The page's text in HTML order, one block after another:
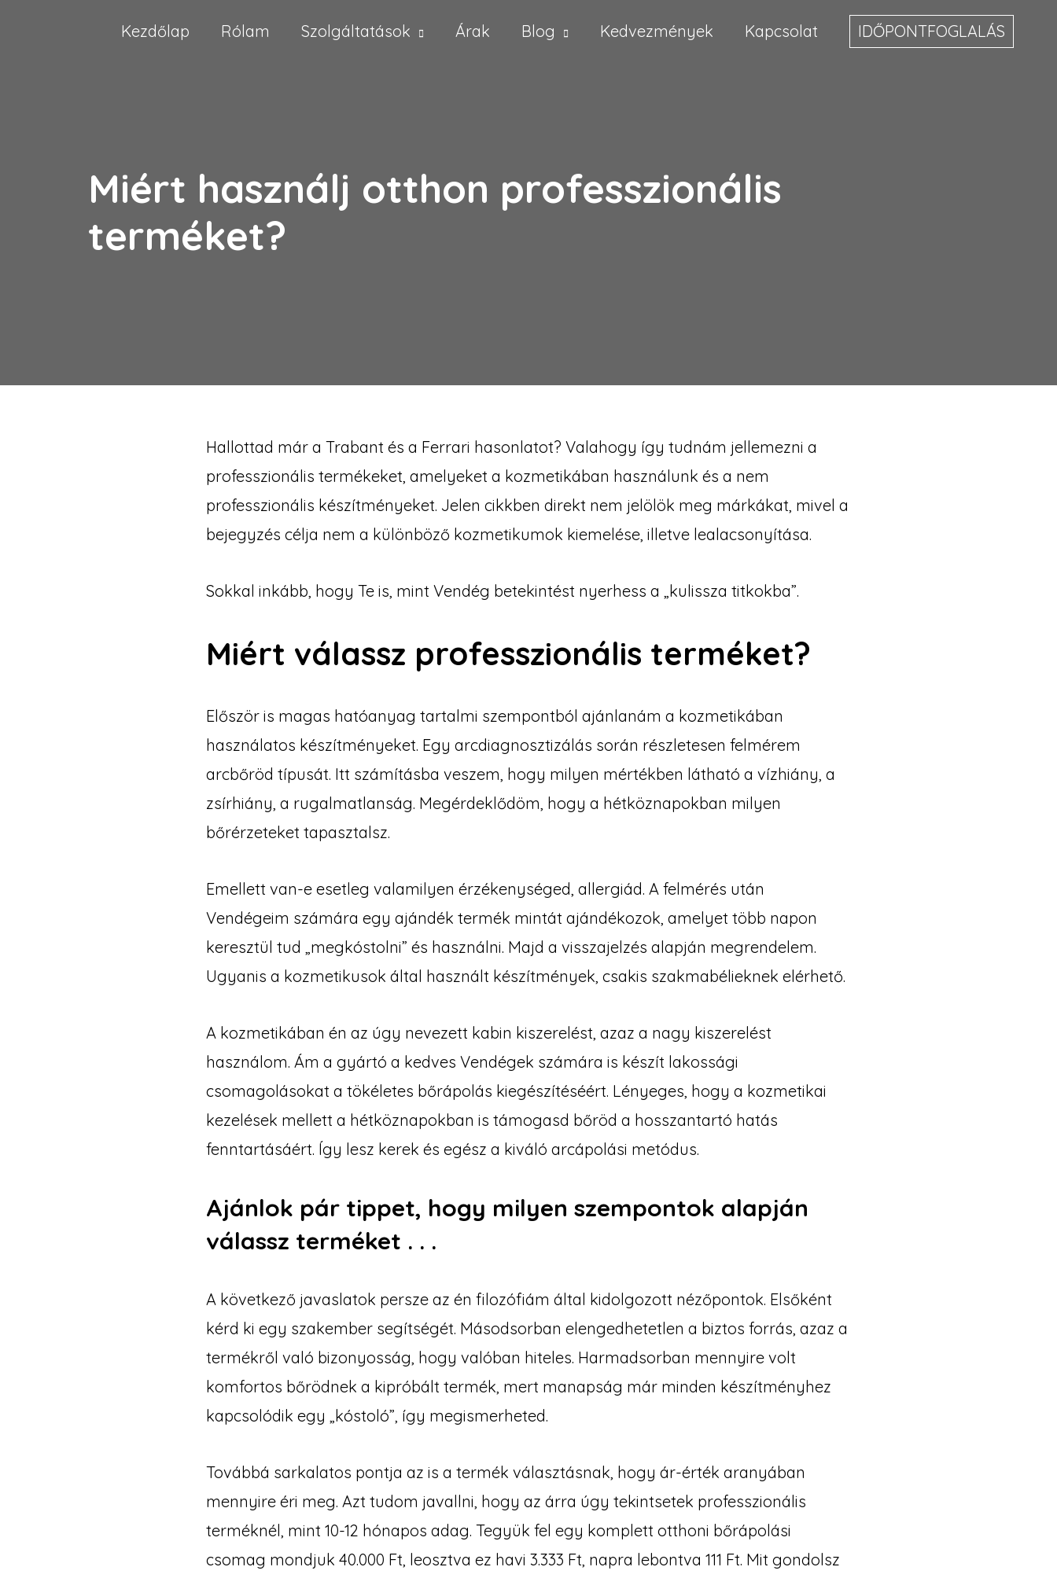
Kezdőlap Rólam Szolgáltatások Árak Blog Kedvezmények Kapcsolat IDŐPONTFOGLALÁS
Miért használj otthon professzionális
terméket?
Hallottad már a Trabant és a Ferrari hasonlatot? Valahogy így tudnám jellemezni a
professzionális termékeket, amelyeket a kozmetikában használunk és a nem
professzionális készítményeket. Jelen cikkben direkt nem jelölök meg márkákat, mivel a
bejegyzés célja nem a különböző kozmetikumok kiemelése, illetve lealacsonyítása.
Sokkal inkább, hogy Te is, mint Vendég betekintést nyerhess a „kulissza titkokba”.
Miért válassz professzionális terméket?
Először is magas hatóanyag tartalmi szempontból ajánlanám a kozmetikában
használatos készítményeket. Egy arcdiagnosztizálás során részletesen felmérem
arcbőröd típusát. Itt számításba veszem, hogy milyen mértékben látható a vízhiány, a
zsírhiány, a rugalmatlanság. Megérdeklődöm, hogy a hétköznapokban milyen
bőrérzeteket tapasztalsz.
Emellett van-e esetleg valamilyen érzékenységed, allergiád. A felmérés után
Vendégeim számára egy ajándék termék mintát ajándékozok, amelyet több napon
keresztül tud „megkóstolni” és használni. Majd a visszajelzés alapján megrendelem.
Ugyanis a kozmetikusok által használt készítmények, csakis szakmabélieknek elérhető.
A kozmetikában én az úgy nevezett kabin kiszerelést, azaz a nagy kiszerelést
használom. Ám a gyártó a kedves Vendégek számára is készít lakossági
csomagolásokat a tökéletes bőrápolás kiegészítéséért. Lényeges, hogy a kozmetikai
kezelések mellett a hétköznapokban is támogasd bőröd a hosszantartó hatás
fenntartásáért. Így lesz kerek és egész a kiváló arcápolási metódus.
Ajánlok pár tippet, hogy milyen szempontok alapján
válassz terméket . . .
A következő javaslatok persze az én filozófiám által kidolgozott nézőpontok. Elsőként
kérd ki egy szakember segítségét. Másodsorban elengedhetetlen a biztos forrás, azaz a
termékről való bizonyosság, hogy valóban hiteles. Harmadsorban mennyire volt
komfortos bőrödnek a kipróbált termék, mert manapság már minden készítményhez
kapcsolódik egy „kóstoló”, így megismerheted.
Továbbá sarkalatos pontja az is a termék választásnak, hogy ár-érték aranyában
mennyire éri meg. Azt tudom javallni, hogy az árra úgy tekintsetek professzionális
terméknél, mint 10-12 hónapos adag. Tegyük fel egy komplett otthoni bőrápolási
csomag mondjuk 40.000 Ft, leosztva ez havi 3.333 Ft, napra lebontva 111 Ft. Mit gondolsz